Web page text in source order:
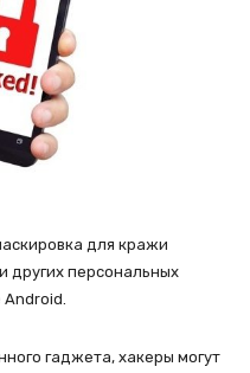
для кражи
других персональных
гаджета, хакеры могут